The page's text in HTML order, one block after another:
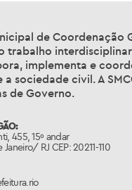
de Coordenação
trabalho
implementa e
a sociedade civil. A
de Governo.
455, 15º andar
RJ CEP: 20211-110